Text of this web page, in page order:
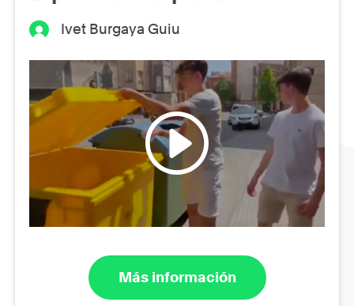
Ivet Burgaya Guiu
Más información